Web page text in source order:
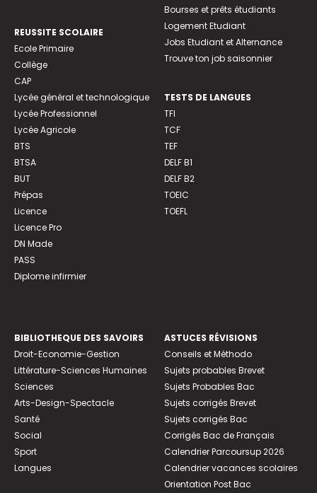
REUSSITE SCOLAIRE
Ecole Primaire
Collège
CAP
Lycée général et technologique
Lycée Professionnel
Lycée Agricole
BTS
BTSA
BUT
Prépas
Licence
Licence Pro
DN Made
PASS
Diplome infirmier
Bourses et prêts étudiants
Logement Etudiant
Jobs Etudiant et Alternance
Trouve ton job saisonnier
TESTS DE LANGUES
TFI
TCF
TEF
DELF B1
DELF B2
TOEIC
TOEFL
BIBLIOTHEQUE DES SAVOIRS
Droit-Economie-Gestion
Littérature-Sciences Humaines
Sciences
Arts-Design-Spectacle
Santé
Social
Sport
Langues
ASTUCES RÉVISIONS
Conseils et Méthodo
Sujets probables Brevet
Sujets Probables Bac
Sujets corrigés Brevet
Sujets corrigés Bac
Corrigés Bac de Français
Calendrier Parcoursup 2026
Calendrier vacances scolaires
Orientation Post Bac